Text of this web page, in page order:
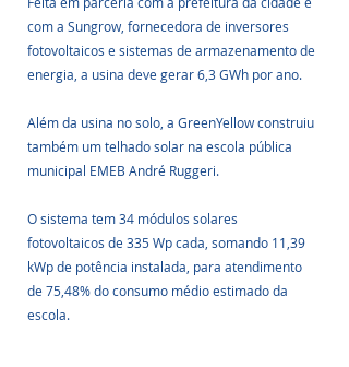
com a Sungrow, fornecedora de inversores
fotovoltaicos e sistemas de armazenamento de
energia, a usina deve gerar 6,3 GWh por ano.
Além da usina no solo, a GreenYellow construiu
também um telhado solar na escola pública
municipal EMEB André Ruggeri.
O sistema tem 34 módulos solares
fotovoltaicos de 335 Wp cada, somando 11,39
kWp de potência instalada, para atendimento
de 75,48% do consumo médio estimado da
escola.